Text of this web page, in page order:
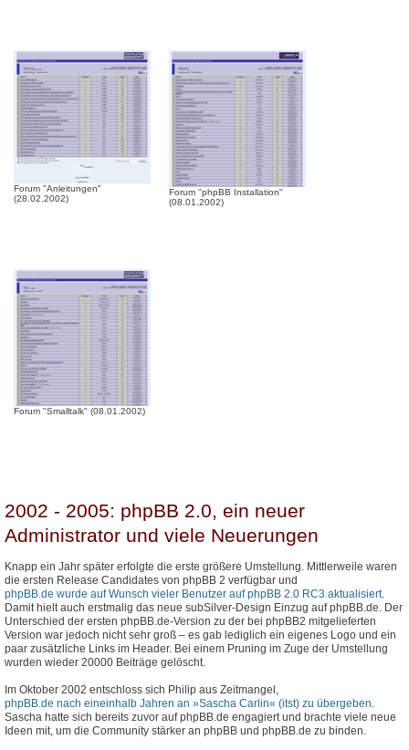
Forum "Anleitungen"
(28.02.2002)
Forum "phpBB Installation"
(08.01.2002)
Forum "Smalltalk" (08.01.2002)
2002 - 2005: phpBB 2.0, ein neuer
Administrator und viele Neuerungen
Knapp ein Jahr später erfolgte die erste größere Umstellung. Mittlerweile waren
die ersten Release Candidates von phpBB 2 verfügbar und
phpBB.de wurde auf Wunsch vieler Benutzer auf phpBB 2.0 RC3 aktualisiert.
Damit hielt auch erstmalig das neue subSilver-Design Einzug auf phpBB.de. Der
Unterschied der ersten phpBB.de-Version zu der bei phpBB2 mitgelieferten
Version war jedoch nicht sehr groß – es gab lediglich ein eigenes Logo und ein
paar zusätzliche Links im Header. Bei einem Pruning im Zuge der Umstellung
wurden wieder 20000 Beiträge gelöscht.
Im Oktober 2002 entschloss sich Philip aus Zeitmangel,
phpBB.de nach eineinhalb Jahren an »Sascha Carlin« (itst) zu übergeben
Sascha hatte sich bereits zuvor auf phpBB.de engagiert und brachte viele neue
Ideen mit, um die Community stärker an phpBB und phpBB.de zu binden.